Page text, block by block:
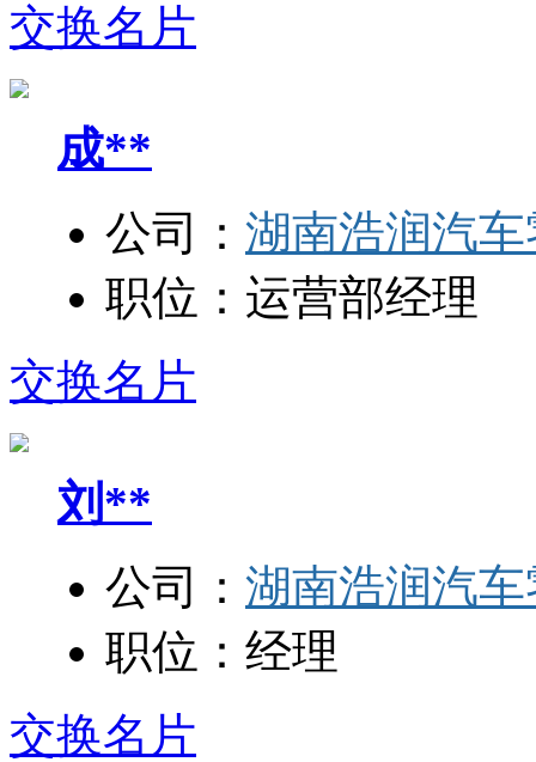
交换名片
成**
公司： 湖南浩润汽
职位： 运营部经理
交换名片
刘**
公司： 湖南浩润汽
职位： 经理
交换名片